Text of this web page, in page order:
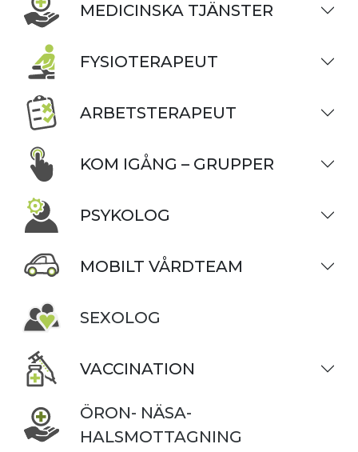
MEDICINSKA TJÄNSTER
FYSIOTERAPEUT
ARBETSTERAPEUT
KOM IGÅNG – GRUPPER
PSYKOLOG
MOBILT VÅRDTEAM
SEXOLOG
VACCINATION
ÖRON- NÄSA-
HALSMOTTAGNING